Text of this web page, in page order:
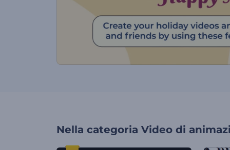
Nella categoria Video di